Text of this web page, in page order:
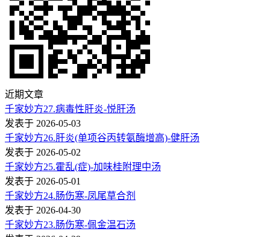
近期文章
千家妙方27.病毒性肝炎-悦肝汤
发表于 2026-05-03
千家妙方26.肝炎(单项谷丙转氨酶增高)-健肝汤
发表于 2026-05-02
千家妙方25.霍乱(症)-加味桂附理中汤
发表于 2026-05-01
千家妙方24.肠伤寒-凤尾草合剂
发表于 2026-04-30
千家妙方23.肠伤寒-佩金温石汤